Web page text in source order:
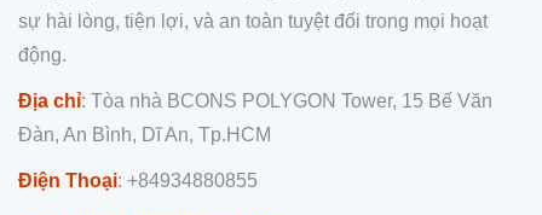
sự hài lòng, tiện lợi, và an toàn tuyệt đối trong mọi hoạt
động.
Địa chỉ: Tòa nhà BCONS POLYGON Tower, 15 Bế Văn
Đàn, An Bình, Dĩ An, Tp.HCM
Điện Thoại: +84934880855